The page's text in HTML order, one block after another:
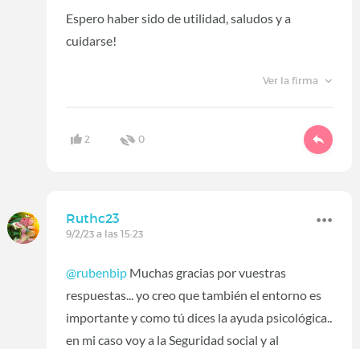
Espero haber sido de utilidad, saludos y a
cuidarse!
Ver la firma
2 0
Ruthc23
9/2/23 a las 15:23
@rubenbip Muchas gracias por vuestras
respuestas... yo creo que también el entorno es
importante y como tú dices la ayuda psicológica..
en mi caso voy a la Seguridad social y al